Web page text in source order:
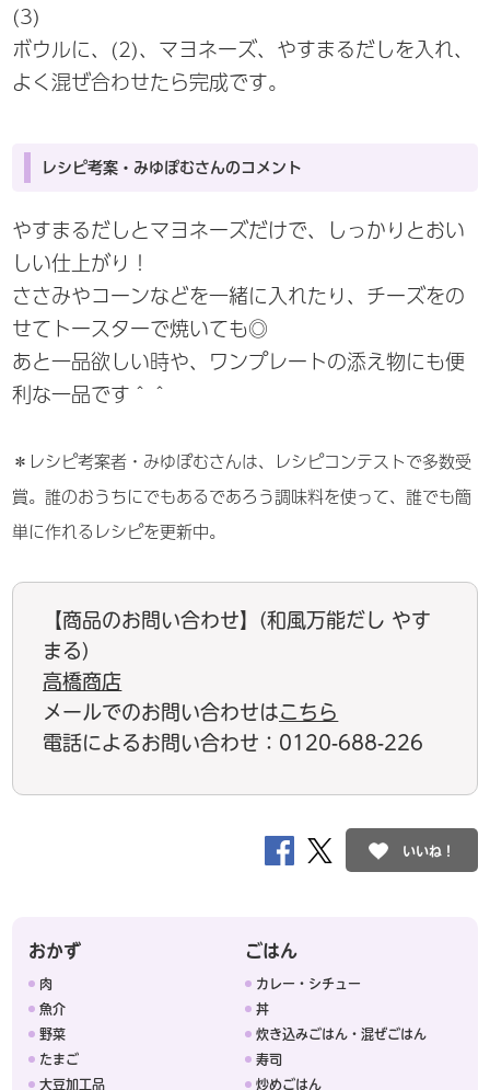
(3)
ボウルに、(2)、マヨネーズ、やすまるだしを入れ、
よく混ぜ合わせたら完成です。
レシピ考案・みゆぽむさんのコメント
やすまるだしとマヨネーズだけで、しっかりとおい
しい仕上がり！
ささみやコーンなどを一緒に入れたり、チーズをの
せてトースターで焼いても◎
あと一品欲しい時や、ワンプレートの添え物にも便
利な一品です＾＾
＊レシピ考案者・みゆぽむさんは、レシピコンテストで多数受
賞。誰のおうちにでもあるであろう調味料を使って、誰でも簡
単に作れるレシピを更新中。
【商品のお問い合わせ】(和風万能だし やす
まる)
高橋商店
メールでのお問い合わせはこちら
電話によるお問い合わせ：0120-688-226
いいね！
おかず
肉
魚介
野菜
たまご
大豆加工品
ごはん
カレー・シチュー
丼
炊き込みごはん・混ぜごはん
寿司
炒めごはん